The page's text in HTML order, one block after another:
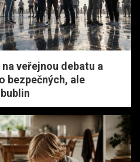
veřejnou debatu a
bezpečných, ale